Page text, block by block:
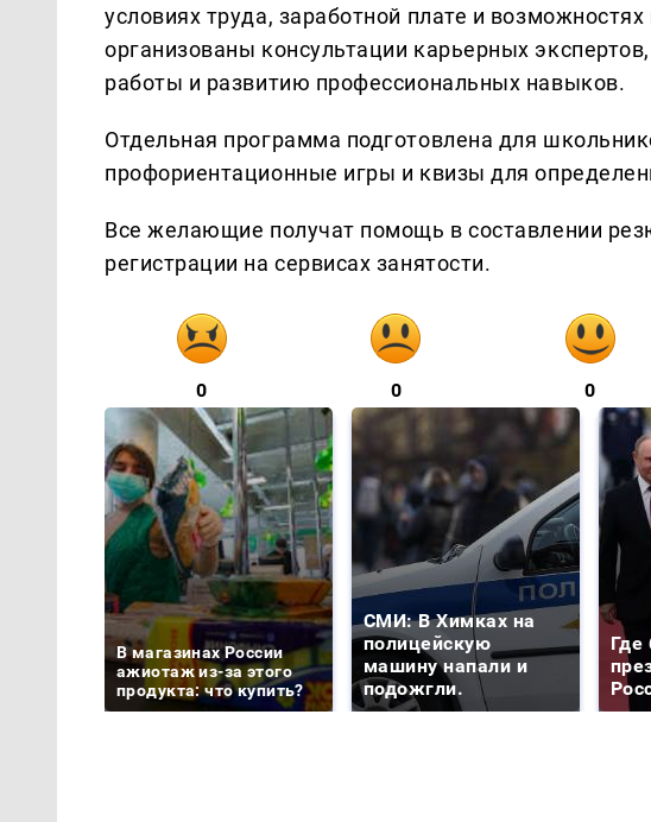
условиях труда, заработной плате и
организованы консультации карьерных
работы и развитию профессиональных навыков.
Отдельная программа подготовлена для
профориентационные игры и квизы для
Все желающие получат помощь в составлении
регистрации на сервисах занятости.
0 0 0
В магазинах России
ажиотаж из-за этого
продукта: что купить?
СМИ: В Химках на
полицейскую
машину напали и
подожгли.
Где